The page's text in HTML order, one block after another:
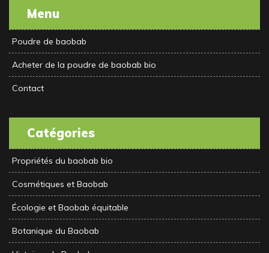
Menu
Poudre de baobab
Acheter de la poudre de baobab bio
Contact
Catégories
Propriétés du baobab bio
Cosmétiques et Baobab
Écologie et Baobab équitable
Botanique du Baobab